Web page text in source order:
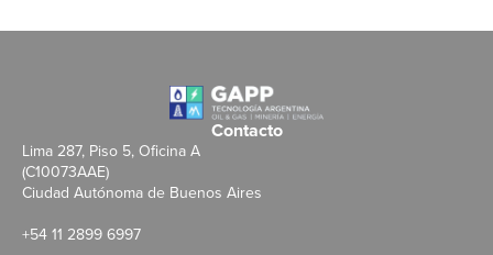
Contacto
Lima 287, Piso 5, Oficina A
(C10073AAE)
Ciudad Autónoma de Buenos Aires
+54 11 2899 6997